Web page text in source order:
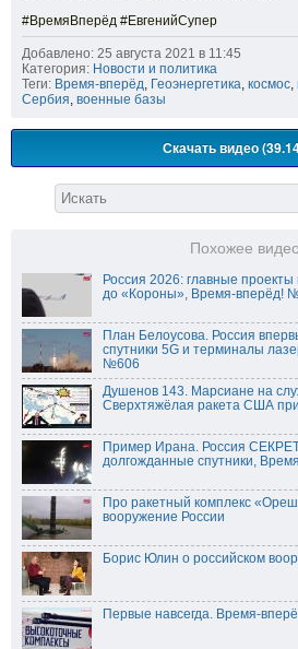
#ВремяВперёд #ЕвгенийСупер
Добавлено: 25 августа 2021 в 11:45
Категория: Новости и политика
Теги: Время-вперёд, Геоэнергетика, космос,
Сербия, военные базы
Скачать видео
Похожее видео
Россия 2026: главные
до «Короны», Время-вперёд!
План Белоусова. Россия
спутники 5G и терминалы
№606
Душенов 143. Марсиане на
Сверхтяжёлая ракета США
Пример Ирана. Россия
долгожданные спутники,
Про ракетный комплекс
вооружение России
Борис Юлин о российском
Первые навсегда. Время-